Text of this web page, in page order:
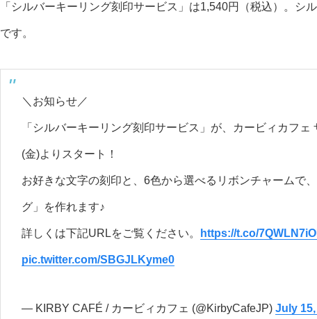
「シルバーキーリング刻印サービス」は1,540円（税込）。シ
です。
＼お知らせ／
「シルバーキーリング刻印サービス」が、カービィカフェ
(金)よりスタート！
お好きな文字の刻印と、6色から選べるリボンチャームで
グ」を作れます♪
詳しくは下記URLをご覧ください。 https://t.co/
pic.twitter.com/SBGJLKyme0
— KIRBY CAFÉ / カービィカフェ (@KirbyCafeJP) July